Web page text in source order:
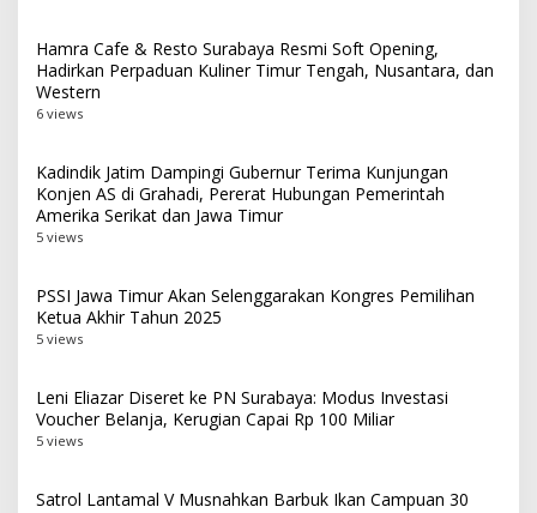
Hamra Cafe & Resto Surabaya Resmi Soft Opening,
Hadirkan Perpaduan Kuliner Timur Tengah, Nusantara, dan
Western
6 views
Kadindik Jatim Dampingi Gubernur Terima Kunjungan
Konjen AS di Grahadi, Pererat Hubungan Pemerintah
Amerika Serikat dan Jawa Timur
5 views
PSSI Jawa Timur Akan Selenggarakan Kongres Pemilihan
Ketua Akhir Tahun 2025
5 views
Leni Eliazar Diseret ke PN Surabaya: Modus Investasi
Voucher Belanja, Kerugian Capai Rp 100 Miliar
5 views
Satrol Lantamal V Musnahkan Barbuk Ikan Campuan 30